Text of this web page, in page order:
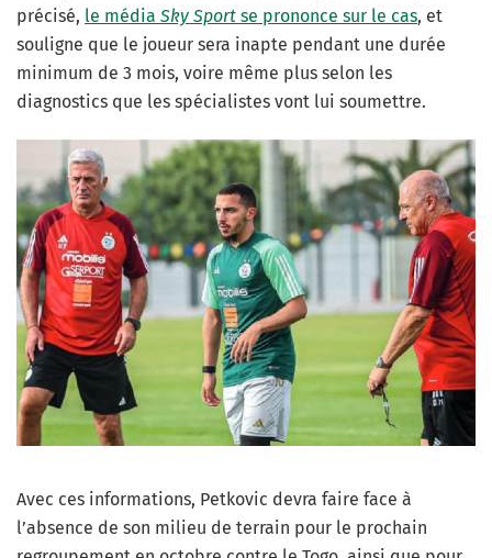
précisé, le média Sky Sport se prononce sur le cas, et
souligne que le joueur sera inapte pendant une durée
minimum de 3 mois, voire même plus selon les
diagnostics que les spécialistes vont lui soumettre.
Avec ces informations, Petkovic devra faire face à
l’absence de son milieu de terrain pour le prochain